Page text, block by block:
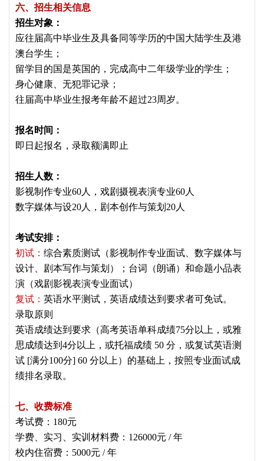
六、招生相关信息
招生对象：
应往届高中毕业生及具备同等学历的中国大陆学生及港
澳台学生；
留学目的国是英国的，完成高中二年级学业的学生；
身心健康、无犯罪记录；
往届高中毕业生报考年龄不超过23周岁。
报名时间：
即日起报名，录取额满即止
招生人数：
影视制作专业60人，戏剧摄视表演专业60人
数字媒体与设20人，剧本创作与策划20人
考试安排：
初试： 综合素质测试（影视制作专业面试、数字媒体与
设计、剧本写作与策划）；台词（朗诵）和命题小品表
演（戏剧影视表演专业面试）
复试： 英语水平测试，英语成绩达到要求者可免试。
录取原则
英语成绩达到要求（高考英语单科成绩75分以上，或雅
思成绩达到4分以上，或托福成绩 50 分，或复试英语测
试 [满分100分] 60 分以上）的基础上，按照专业面试成
绩排名录取。
七、收费标准
考试费：180元
学费、实习、实训材料费：126000元 / 年
校内住宿费：5000元 / 年